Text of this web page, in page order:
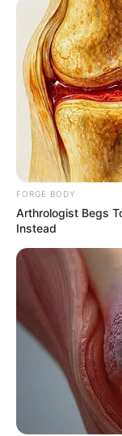
ทำนายฝันฝันเห็น ...
ภูเขากล้องถ่ายรูปงู
คำแนะนำในการ
เพื่อให้การ ทำน
ในฝัน เช่น หากท่
เห็นเต่า อยู่ริมน้
ฝันเห็นเรือ
ฝันเห็นสร้อยทอง
FORGE BODY
Arthrologist Begs
Instead